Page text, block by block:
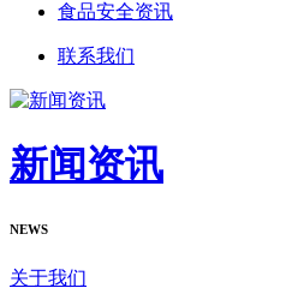
食品安全资讯
联系我们
新闻资讯
NEWS
关于我们